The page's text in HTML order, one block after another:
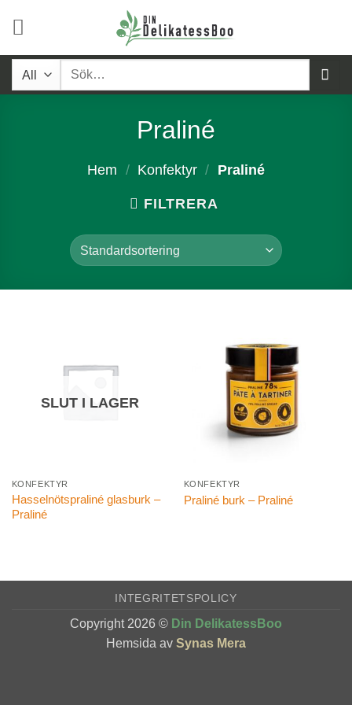
content
Sök
Praliné
Hem / Konfektyr / Praliné
FILTRERA
SLUT I LAGER
KONFEKTYR
Hasselnötspraliné glasburk –
Praliné
KONFEKTYR
Praliné burk – Praliné
INTEGRITETSPOLICY
Copyright 2026 © Din DelikatessBoo
Hemsida av Synas Mera